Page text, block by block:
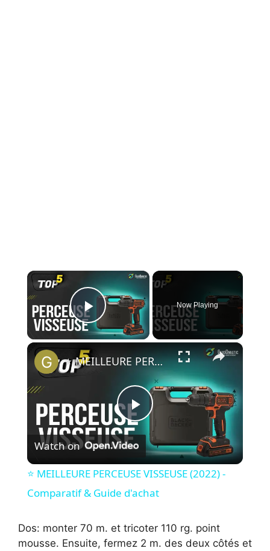
×
Play Video
Now Playing
×
P
a
y
⭐️ MEILLEURE PERCEUSE VISSEUSE (2022) - Comparatif & Guide d'achat
Watch on
⭐️ MEILLEURE PERCEUSE VISSEUSE (2022) -
Comparatif & Guide d'achat
Dos: monter 70 m. et tricoter 110 rg. point
mousse. Ensuite, fermez 2 m. des deux côtés et